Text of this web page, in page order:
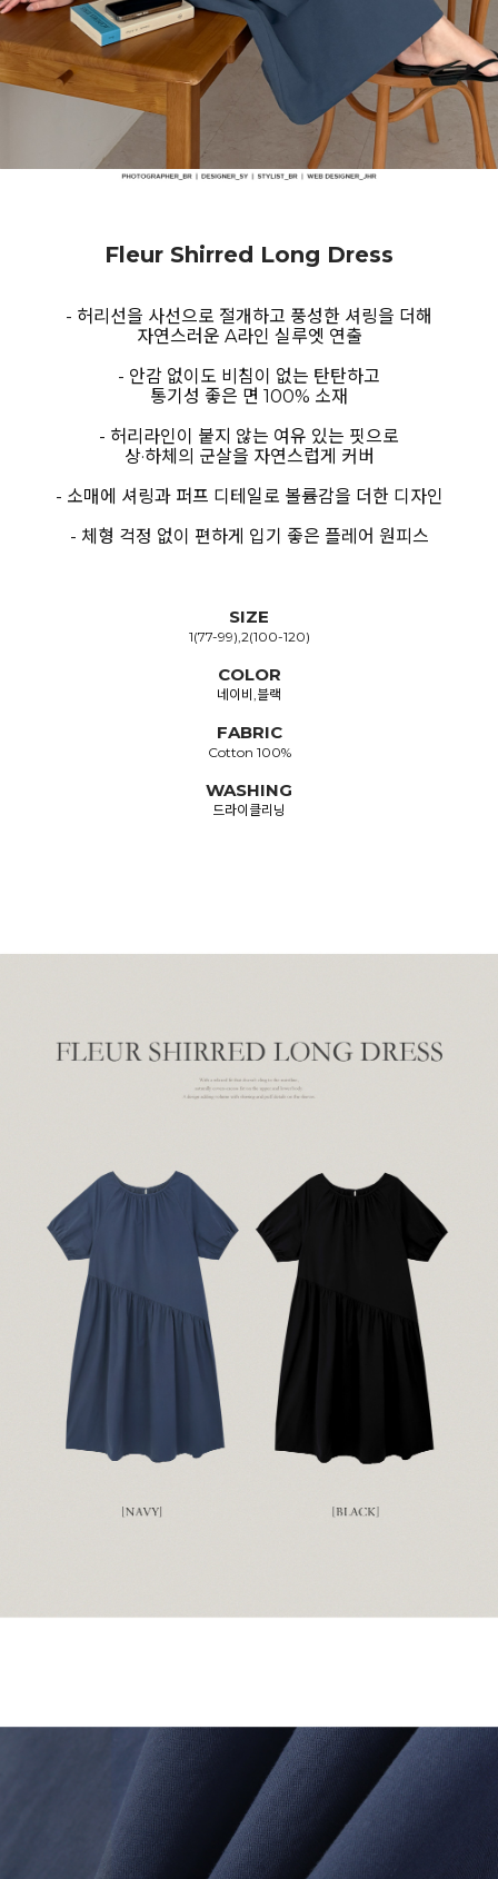
Fleur Shirred Long Dress
- 허리선을 사선으로 절개하고 풍성한 셔링을 더해
자연스러운 A라인 실루엣 연출
- 안감 없이도 비침이 없는 탄탄하고
통기성 좋은 면 100% 소재
- 허리라인이 붙지 않는 여유 있는 핏으로
상·하체의 군살을 자연스럽게 커버
- 소매에 셔링과 퍼프 디테일로 볼륨감을 더한 디자인
- 체형 걱정 없이 편하게 입기 좋은 플레어 원피스
SIZE
1(77-99),2(100-120)
COLOR
네이비,블랙
FABRIC
Cotton 100%
WASHING
드라이클리닝